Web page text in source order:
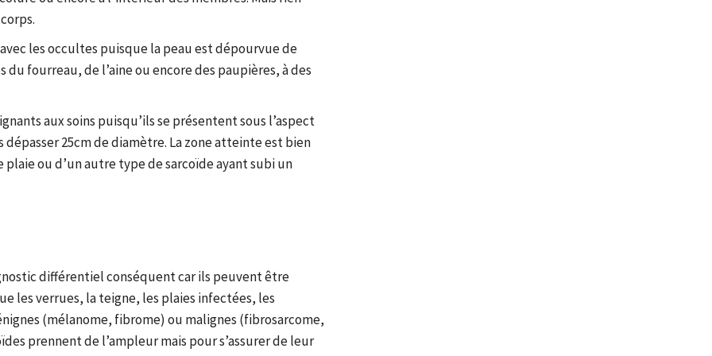
les occultes puisque la peau est dépourvue de
fourreau, de l’aine ou encore des paupières, à des
aux soins puisqu’ils se présentent sous l’aspect
25cm de diamètre. La zone atteinte est bien
ou d’un autre type de sarcoïde ayant subi un
différentiel conséquent car ils peuvent être
les verrues, la teigne, les plaies infectées, les
(mélanome, fibrome) ou malignes (fibrosarcome,
prennent de l’ampleur mais pour s’assurer de leur